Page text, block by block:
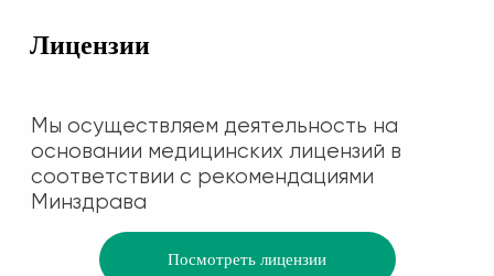
Лицензии
Мы осуществляем деятельность на
основании медицинских лицензий в
соответствии с рекомендациями
Минздрава
Посмотреть лицензии